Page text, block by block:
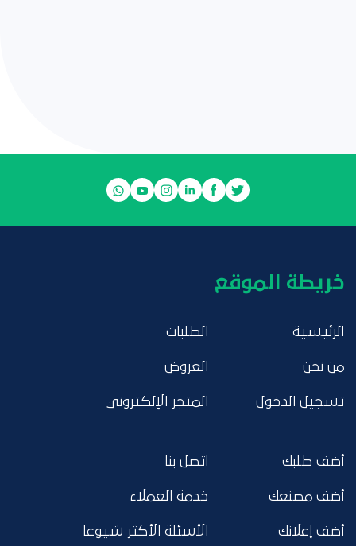
خريطة الموقع
الرئيسية
من نحن
تسجيل الدخول
الطلبات
العروض
المتجر الإلكتروني
أضف طلبك
أضف مصنعك
أضف إعلانك
اتصل بنا
خدمة العملاء
الأسئلة الأكثر شيوعا